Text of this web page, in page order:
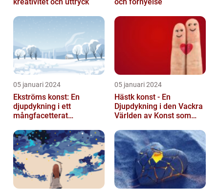
05 januari 2024
Ekströms konst: En
djupdykning i ett
mångfacetterat
05 januari 2024
Hästk konst - En
Djupdykning i den Vackra
Världen av Konst som